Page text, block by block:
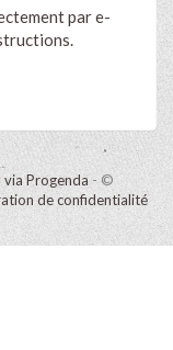
par e-
Progenda - ©
de confidentialité